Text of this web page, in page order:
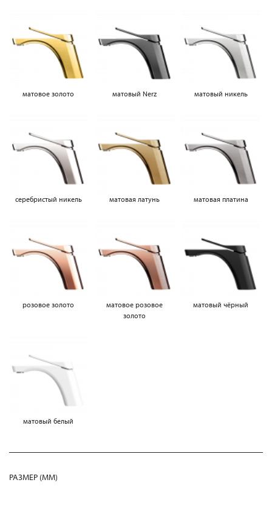
матовое золото матовый Nerz матовый никель
серебристый никель матовая латунь матовая платина
розовое золото
матовое розовое
золото
матовый чёрный
матовый белый
РАЗМЕР (MM)